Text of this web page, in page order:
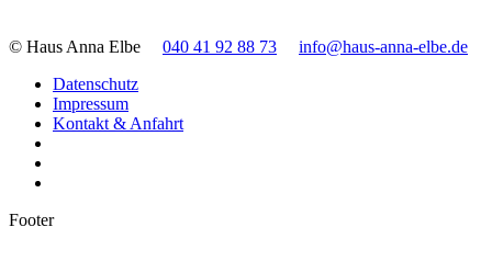
© Haus Anna Elbe 040 41 92 88 73
info@haus-anna-elbe.de
Datenschutz
Impressum
Kontakt & Anfahrt
Footer